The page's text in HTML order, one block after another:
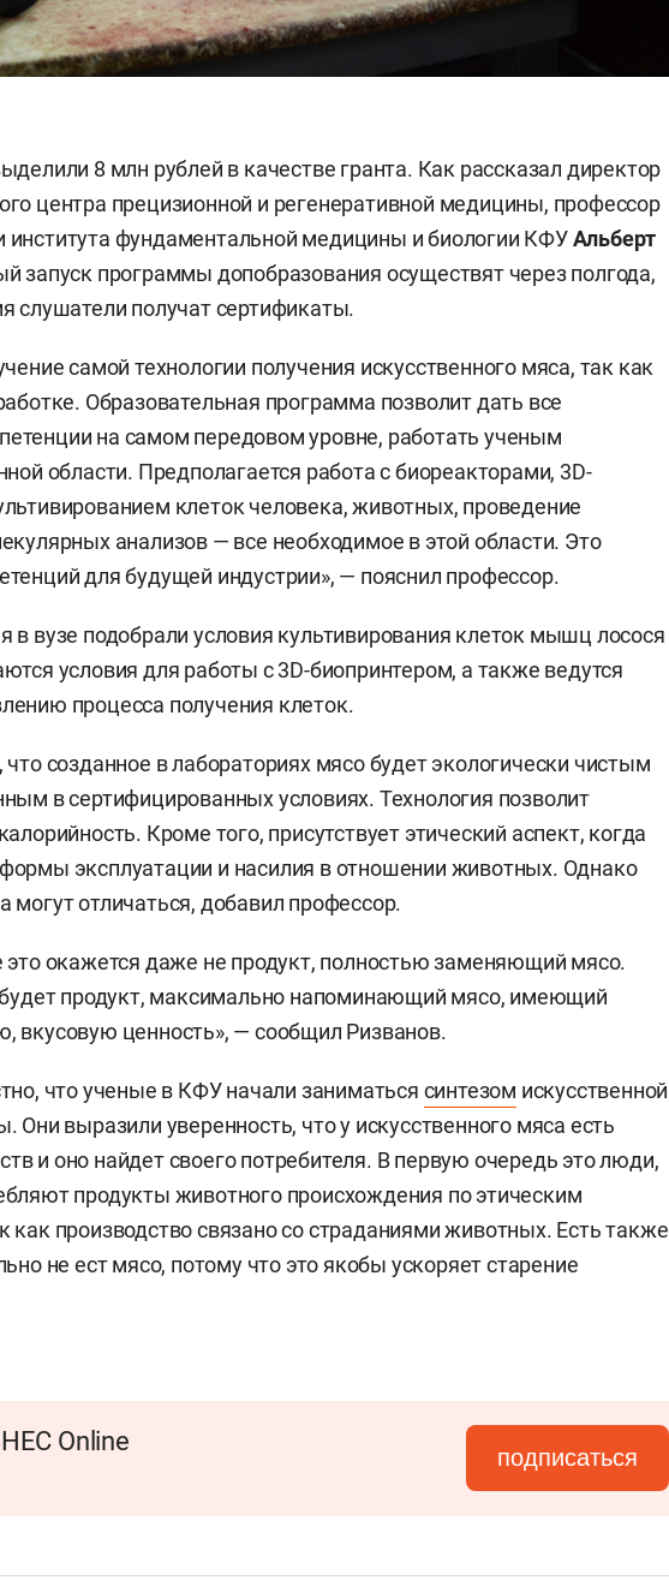
8 млн рублей в качестве гранта. Как рассказал директор
центра прецизионной и регенеративной медицины, профессор
института фундаментальной медицины и биологии КФУАльберт
запуск программы допобразования осуществят через полгода,
слушатели получат сертификаты.
самой технологии получения искусственного мяса, так как
Образовательная программа позволит дать все
на самом передовом уровне, работать ученым
области. Предполагается работа с биореакторами, 3D-
клеток человека, животных, проведение
анализов — все необходимое в этой области. Это
для будущей индустрии», — пояснил профессор.
в вузе подобрали условия культивирования клеток мышц лосося
условия для работы с 3D-биопринтером, а также ведутся
процесса получения клеток.
что созданное в лабораториях мясо будет экологически чистым
в сертифицированных условиях. Технология позволит
Кроме того, присутствует этический аспект, когда
эксплуатации и насилия в отношении животных. Однако
могут отличаться, добавил профессор.
это окажется даже не продукт, полностью заменяющий мясо.
будет продукт, максимально напоминающий мясо, имеющий
вкусовую ценность», — сообщил Ризванов.
что ученые в КФУ начали заниматься синтезом искусственной
Они выразили уверенность, что у искусственного мяса есть
и оно найдет своего потребителя. В первую очередь это люди,
продукты животного происхождения по этическим
как производство связано со страданиями животных. Есть также
не ест мясо, потому что это якобы ускоряет старение
Online
подписаться